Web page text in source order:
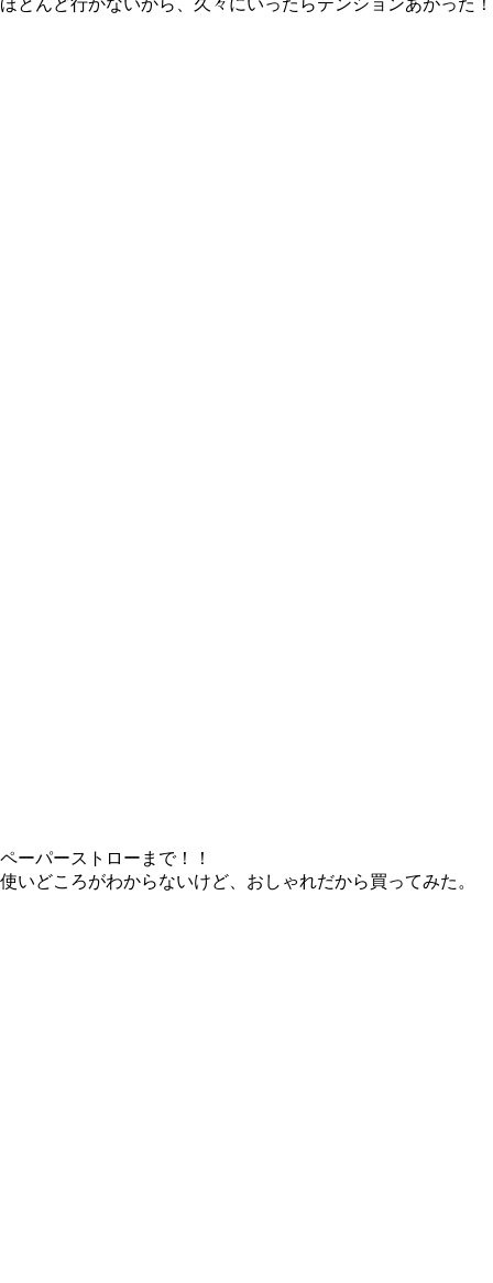
ペーパーストローまで！！
使いどころがわからないけど、おしゃれだから買ってみた。